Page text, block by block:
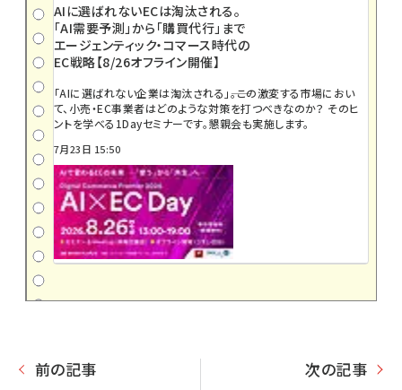
AIに選ばれないECは淘汰される。
「AI需要予測」から「購買代行」まで
エージェンティック・コマース時代の
EC戦略【8/26オフライン開催】
「AIに選ばれない企業は淘汰される」――。この激変する市場におい
て、小売・EC事業者はどのような対策を打つべきなのか？ そのヒ
ントを学べる1Dayセミナーです。懇親会も実施します。
7月23日 15:50
前の記事 次の記事